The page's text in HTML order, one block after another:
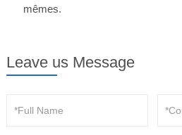
mêmes.
Leave us Message